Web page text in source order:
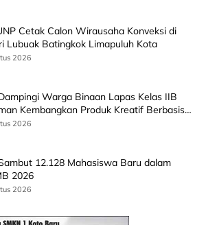
Cetak Calon Wirausaha Konveksi di
Lubuak Batingkok Limapuluh Kota
2026
Warga Binaan Lapas Kelas IIB
Kembangkan Produk Kreatif Berbasis
2026
12.128 Mahasiswa Baru dalam
2026
2026